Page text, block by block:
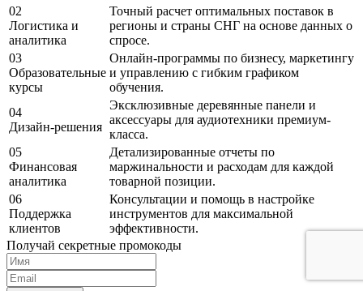
02
Логистика и
аналитика
Точный расчет оптимальных поставок в
регионы и страны СНГ на основе данных о
спросе.
03
Образовательные
курсы
Онлайн-программы по бизнесу, маркетингу
и управлению с гибким графиком
обучения.
04
Дизайн-решения
Эксклюзивные деревянные панели и
аксессуары для аудиотехники премиум-
класса.
05
Финансовая
аналитика
Детализированные отчеты по
маржинальности и расходам для каждой
товарной позиции.
06
Поддержка
клиентов
Консультации и помощь в настройке
инструментов для максимальной
эффективности.
Получай секретные промокоды